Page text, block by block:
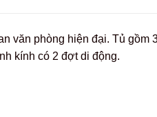
văn phòng hiện đại. Tủ gồm
kính có 2 đợt di động.